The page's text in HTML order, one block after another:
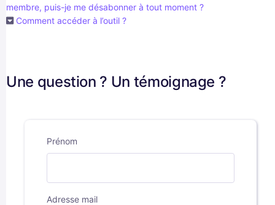
membre, puis-je me désabonner à tout moment ?
Comment accéder à l’outil ?
Une question ? Un témoignage ?
Prénom
Adresse mail